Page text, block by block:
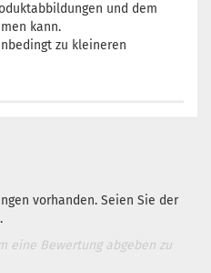
und dem
kann.
zu kleineren
vorhanden. Seien Sie der
eine Bewertung abgeben zu